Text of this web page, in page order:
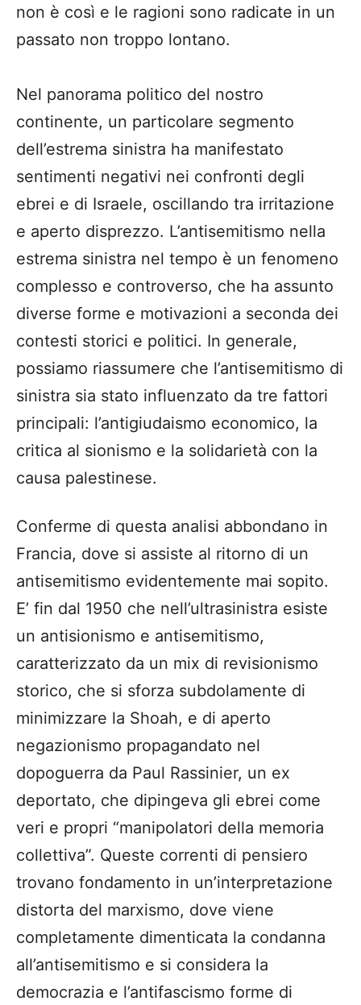
non è così e le ragioni sono radicate in un
passato non troppo lontano.
Nel panorama politico del nostro
continente, un particolare segmento
dell’estrema sinistra ha manifestato
sentimenti negativi nei confronti degli
ebrei e di Israele, oscillando tra irritazione
e aperto disprezzo. L’antisemitismo nella
estrema sinistra nel tempo è un fenomeno
complesso e controverso, che ha assunto
diverse forme e motivazioni a seconda dei
contesti storici e politici. In generale,
possiamo riassumere che l’antisemitismo di
sinistra sia stato influenzato da tre fattori
principali: l’antigiudaismo economico, la
critica al sionismo e la solidarietà con la
causa palestinese.
Conferme di questa analisi abbondano in
Francia, dove si assiste al ritorno di un
antisemitismo evidentemente mai sopito.
E’ fin dal 1950 che nell’ultrasinistra esiste
un antisionismo e antisemitismo,
caratterizzato da un mix di revisionismo
storico, che si sforza subdolamente di
minimizzare la Shoah, e di aperto
negazionismo propagandato nel
dopoguerra da Paul Rassinier, un ex
deportato, che dipingeva gli ebrei come
veri e propri “manipolatori della memoria
collettiva”. Queste correnti di pensiero
trovano fondamento in un’interpretazione
distorta del marxismo, dove viene
completamente dimenticata la condanna
all’antisemitismo e si considera la
democrazia e l’antifascismo forme di